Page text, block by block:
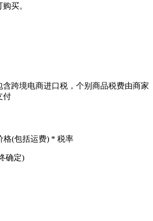
买。
跨境电商进口税，个别商品税费由商家
付
格(包括运费) * 税率
确定)